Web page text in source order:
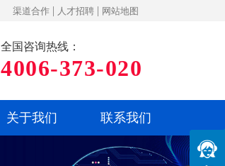
渠道合作 | 人才招聘 | 网站地图
全国咨询热线：
4006-373-020
关于我们 联系我们